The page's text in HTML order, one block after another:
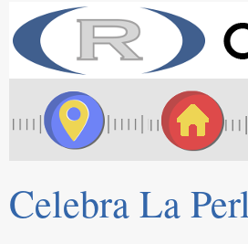
Celebra La